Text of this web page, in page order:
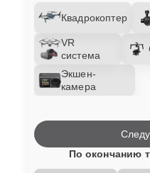
Квадрокоптер
VR
система
Экшен-
камера
По окончанию